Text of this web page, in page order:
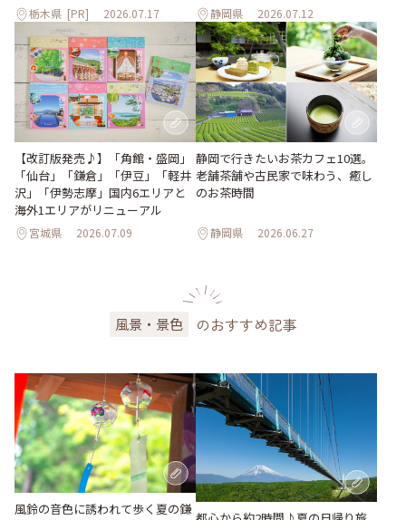
栃木県 [PR] 2026.07.17 静岡県 2026.07.12
【改訂版発売♪】「角館・盛岡」
「仙台」「鎌倉」「伊豆」「軽井
沢」「伊勢志摩」国内6エリアと
海外1エリアがリニューアル
宮城県 2026.07.09
静岡で行きたいお茶カフェ10選。
老舗茶舗や古民家で味わう、癒し
のお茶時間
静岡県 2026.06.27
風景・景色 のおすすめ記事
風鈴の音色に誘われて歩く夏の鎌